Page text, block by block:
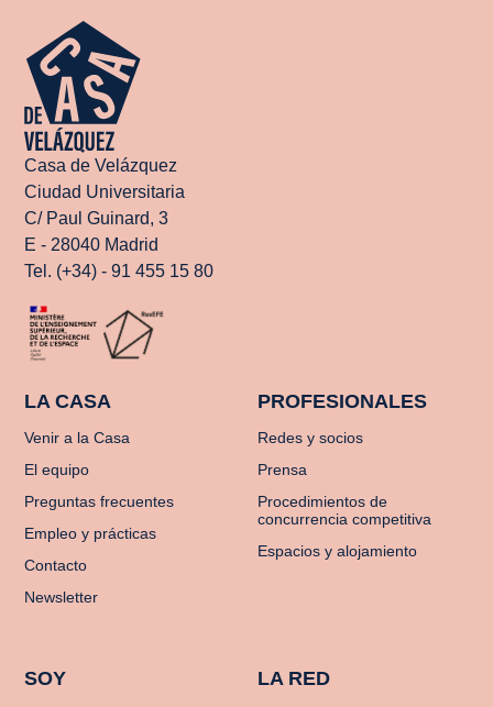
Casa de Velázquez
Ciudad Universitaria
C/ Paul Guinard, 3
E - 28040 Madrid
Tel. (+34) - 91 455 15 80
LA CASA
Venir a la Casa
El equipo
Preguntas frecuentes
Empleo y prácticas
Contacto
Newsletter
PROFESIONALES
Redes y socios
Prensa
Procedimientos de
concurrencia competitiva
Espacios y alojamiento
SOY LA RED